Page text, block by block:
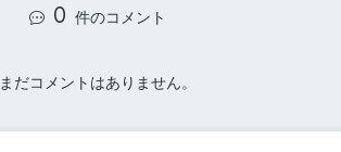
0 件のコメント
まだコメントはありません。